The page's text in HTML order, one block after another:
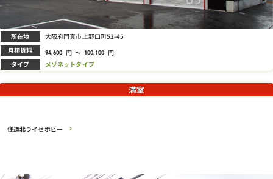
所在地 大阪府門真市上野口町52-45
月額賃料 94,600 円 ～ 100,100 円
タイプ メゾネットタイプ
住道北ライゼホビー
満室